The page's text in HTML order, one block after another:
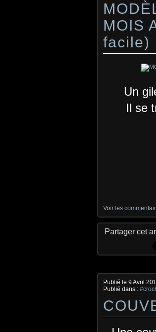
MOIS
facile)
Un
Il se
Voir les
Partager cet
Publié le 9 Avril
Publié dans :